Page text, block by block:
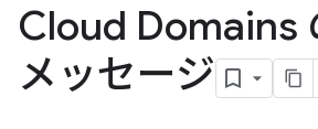
Cloud Domains
メッセージ